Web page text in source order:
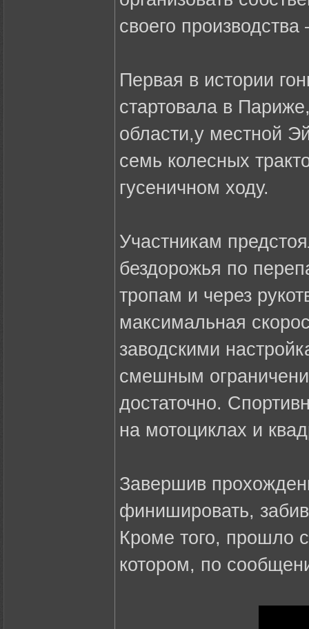
своего
Первая в истории
стартовала в
области,у местной
семь колесных
гусеничном ходу.
Участникам
бездорожья по
тропам и через
максимальная
заводскими
смешным
достаточно.
на мотоциклах и
Завершив
финишировать,
Кроме того, прошло
котором, по